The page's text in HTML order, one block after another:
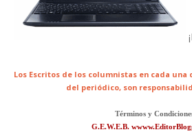
Los Escritos de los columnistas en cada una
del periódico, son
Términos y
G.E.W.E.B.